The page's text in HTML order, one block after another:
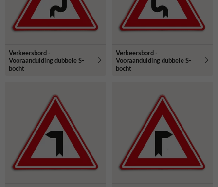
Verkeersbord -
Vooraanduiding dubbele S-
bocht
Verkeersbord -
Vooraanduiding dubbele S-
bocht